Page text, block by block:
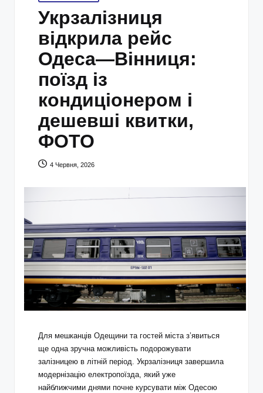
in
Укрзалізниця
відкрила рейс
Одеса—Вінниця:
поїзд із
кондиціонером і
дешевші квитки,
ФОТО
4 Червня, 2026
Для мешканців Одещини та гостей міста з’явиться
ще одна зручна можливість подорожувати
залізницею в літній період. Укрзалізниця завершила
модернізацію електропоїзда, який уже
найближчими днями почне курсувати між Одесою